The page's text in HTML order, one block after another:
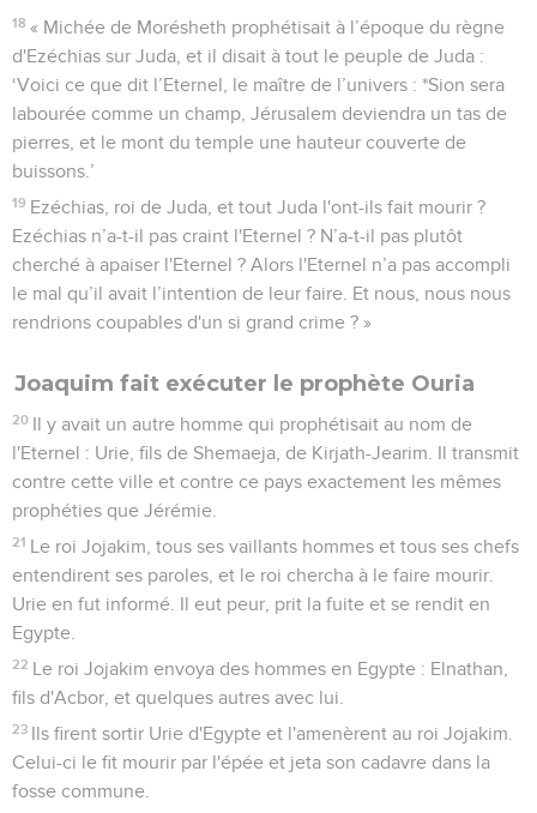
18 « Michée de Morésheth prophétisait à l’époque du règne
d'Ezéchias sur Juda, et il disait à tout le peuple de Juda :
‘Voici ce que dit l’Eternel, le maître de l’univers : *Sion sera
labourée comme un champ, Jérusalem deviendra un tas de
pierres, et le mont du temple une hauteur couverte de
buissons.’
19 Ezéchias, roi de Juda, et tout Juda l'ont-ils fait mourir ?
Ezéchias n’a-t-il pas craint l'Eternel ? N’a-t-il pas plutôt
cherché à apaiser l'Eternel ? Alors l'Eternel n’a pas accompli
le mal qu’il avait l’intention de leur faire. Et nous, nous nous
rendrions coupables d'un si grand crime ? »
Joaquim fait exécuter le prophète Ouria
20 Il y avait un autre homme qui prophétisait au nom de
l'Eternel : Urie, fils de Shemaeja, de Kirjath-Jearim. Il transmit
contre cette ville et contre ce pays exactement les mêmes
prophéties que Jérémie.
21 Le roi Jojakim, tous ses vaillants hommes et tous ses chefs
entendirent ses paroles, et le roi chercha à le faire mourir.
Urie en fut informé. Il eut peur, prit la fuite et se rendit en
Egypte.
22 Le roi Jojakim envoya des hommes en Egypte : Elnathan,
fils d'Acbor, et quelques autres avec lui.
23 Ils firent sortir Urie d'Egypte et l'amenèrent au roi Jojakim.
Celui-ci le fit mourir par l'épée et jeta son cadavre dans la
fosse commune.